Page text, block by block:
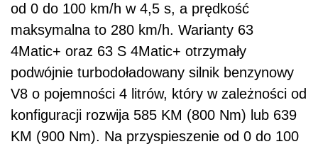
od 0 do 100 km/h w 4,5 s, a prędkość
maksymalna to 280 km/h. Warianty 63
4Matic+ oraz 63 S 4Matic+ otrzymały
podwójnie turbodoładowany silnik benzynowy
V8 o pojemności 4 litrów, który w zależności od
konfiguracji rozwija 585 KM (800 Nm) lub 639
KM (900 Nm). Na przyspieszenie od 0 do 100